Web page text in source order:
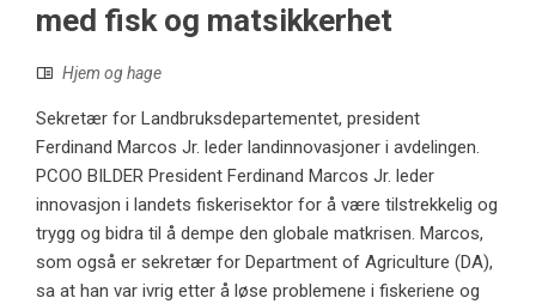
med fisk og matsikkerhet
Hjem og hage
Sekretær for Landbruksdepartementet, president
Ferdinand Marcos Jr. leder landinnovasjoner i avdelingen.
PCOO BILDER President Ferdinand Marcos Jr. leder
innovasjon i landets fiskerisektor for å være tilstrekkelig og
trygg og bidra til å dempe den globale matkrisen. Marcos,
som også er sekretær for Department of Agriculture (DA),
sa at han var ivrig etter å løse problemene i fiskeriene og